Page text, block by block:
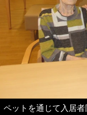
ペットを通じて入居